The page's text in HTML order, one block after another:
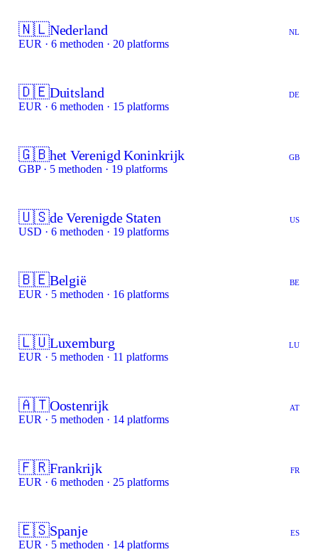
🇳🇱Nederland NL
EUR · 6 methoden · 20 platforms
🇩🇪Duitsland DE
EUR · 6 methoden · 15 platforms
🇬🇧het Verenigd Koninkrijk GB
GBP · 5 methoden · 19 platforms
🇺🇸de Verenigde Staten US
USD · 6 methoden · 19 platforms
🇧🇪België BE
EUR · 5 methoden · 16 platforms
🇱🇺Luxemburg LU
EUR · 5 methoden · 11 platforms
🇦🇹Oostenrijk AT
EUR · 5 methoden · 14 platforms
🇫🇷Frankrijk FR
EUR · 6 methoden · 25 platforms
🇪🇸Spanje ES
EUR · 5 methoden · 14 platforms